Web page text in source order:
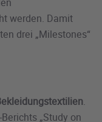
werden. Damit
drei „Milestones“
.
„Study on